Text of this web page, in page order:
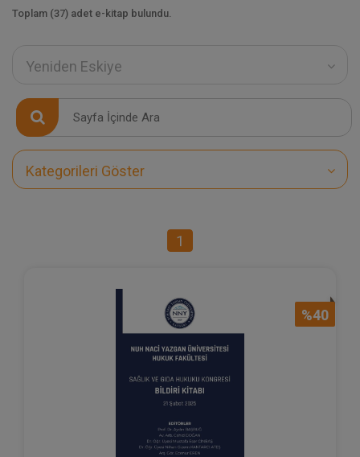
Toplam (37) adet e-kitap bulundu.
Yeniden Eskiye
Kategorileri Göster
1
%40